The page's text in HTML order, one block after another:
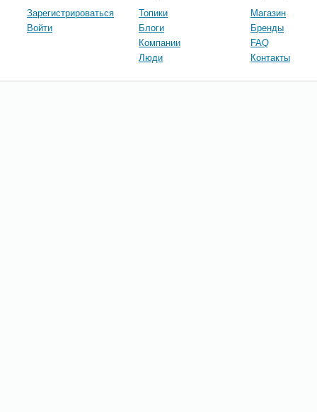
Зарегистрироваться
Войти
Топики
Блоги
Компании
Люди
Магазин
Бренды
FAQ
Контакты